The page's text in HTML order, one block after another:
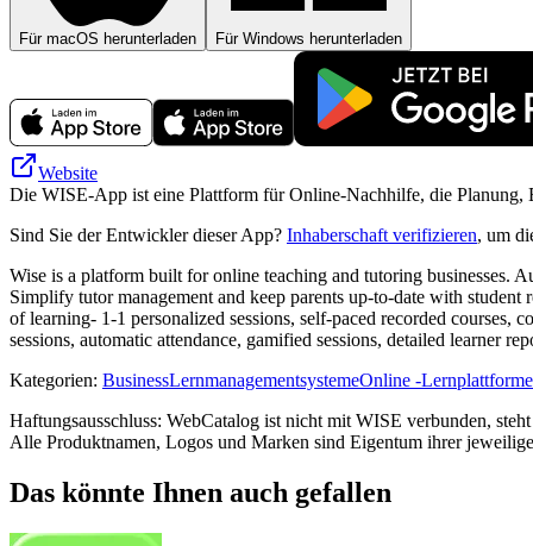
Für macOS herunterladen Für Windows herunterladen
Website
Die WISE-App ist eine Plattform für Online-Nachhilfe, die Planung,
Sind Sie der Entwickler dieser App? Inhaberschaft verifizieren, um
Wise is a platform built for online teaching and tutoring businesses.
Simplify tutor management and keep parents up-to-date with
of learning- 1-1 personalized sessions, self-paced recorded
sessions, automatic attendance, gamified sessions, detailed learner
Kategorien: BusinessLernmanagementsystemeOnline -
Haftungsausschluss: WebCatalog ist nicht mit WISE verbunden,
Alle Produktnamen, Logos und Marken sind Eigentum ihrer
Das könnte Ihnen auch gefallen